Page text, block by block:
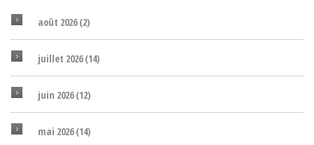
août 2026(2)
juillet 2026(14)
juin 2026(12)
mai 2026(14)